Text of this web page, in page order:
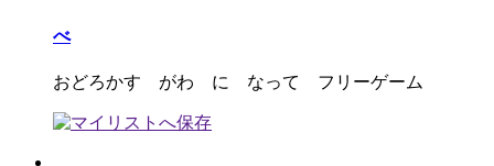
べ
おどろかす がわ に なって フリーゲーム